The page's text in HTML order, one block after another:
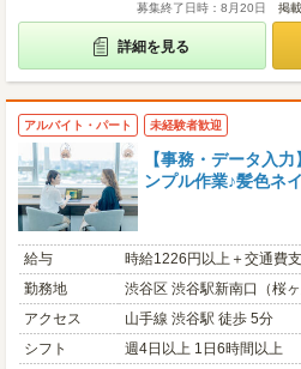
募集終了日時：8月20日 掲
詳細を見る
アルバイト・パート 未経験者歓迎
【事務・データ入
ンプル作業♪髪色ネ
給与
時給1226円以上＋交通費
勤務地
渋谷区 渋谷駅新南口（桜
アクセス
山手線 渋谷駅 徒歩 5分
シフト
週4日以上 1日6時間以上